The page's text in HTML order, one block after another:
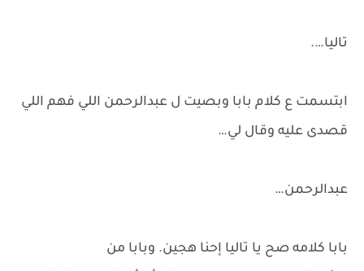
تاليا….
ابتسمت ع كلام بابا وبصيت ل عبدالرحمن اللي فهم اللي
قصدى عليه وقال لي…
عبدالرحمن…
بابا كلامه صح يا تاليا إحنا هجين. وبابا من